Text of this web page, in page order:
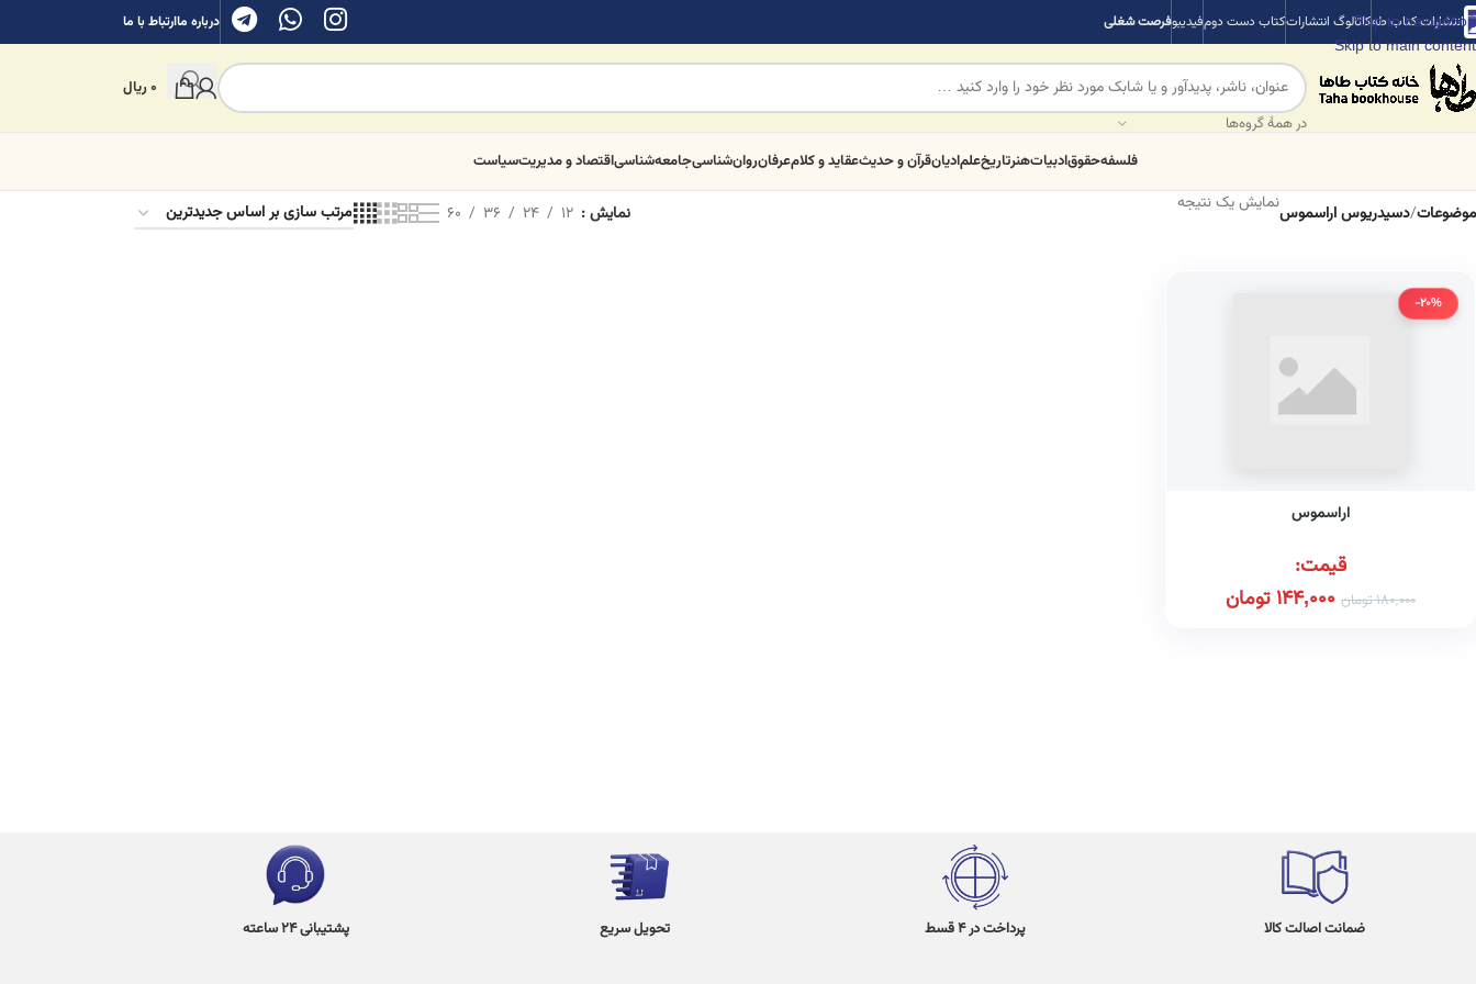
Skip to navigation
Skip to main content
انتشارات کتاب طهکاتالوگ انتشاراتکتاب دست دومفیدیبوفرصت شغلی درباره ماارتباط با ما
در همهٔ گروه‌ها
0ریال
فلسفهحقوقادبیاتهنرتاریخعلمادیانقرآن و حدیثعقاید و کلامعرفانروان‌شناسیجامعه‌شناسیاقتصاد و مدیریتسیاست
موضوعات/دسیدریوس اراسموسنمایش یک نتیجه نمایش 12
24
36
60
-20%
اراسموس
قیمت:
180,000تومان 144,000تومان
ضمانت اصالت کالا پرداخت در 4 قسط تحویل سریع پشتیبانی 24 ساعته